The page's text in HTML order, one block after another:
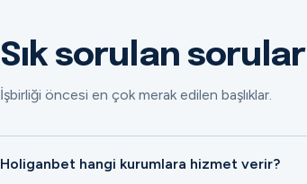
Sık sorulan sorular
İşbirliği öncesi en çok merak edilen başlıklar.
Holiganbet hangi kurumlara hizmet verir?